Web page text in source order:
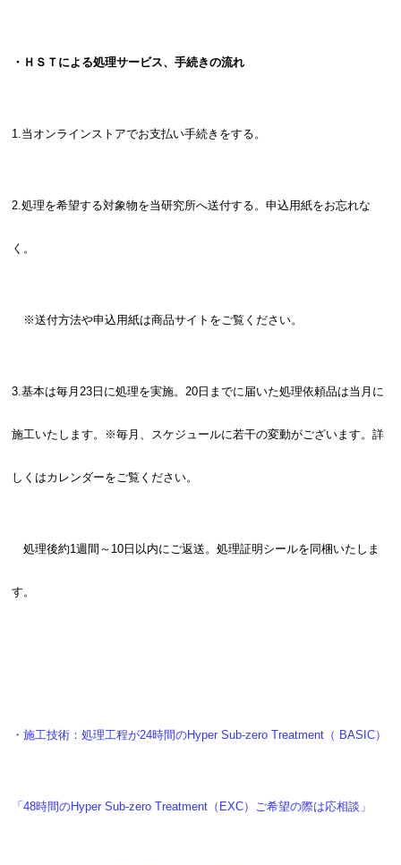
・ＨＳＴによる処理サービス、手続きの流れ
1.当オンラインストアでお支払い手続きをする。
2.処理を希望する対象物を当研究所へ送付する。申込用紙をお忘れな
く。
※送付方法や申込用紙は商品サイトをご覧ください。
3.基本は毎月23日に処理を実施。20日までに届いた処理依頼品は当月に
施工いたします。※毎月、スケジュールに若干の変動がございます。詳
しくはカレンダーをご覧ください。
処理後約1週間～10日以内にご返送。処理証明シールを同梱いたしま
す。
・施工技術：処理工程が24時間のHyper Sub-zero Treatment（ BASIC）
「48時間のHyper Sub-zero Treatment（EXC）ご希望の際は応相談」